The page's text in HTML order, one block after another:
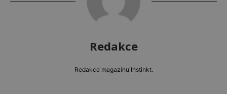
Redakce
Redakce magazínu Instinkt.